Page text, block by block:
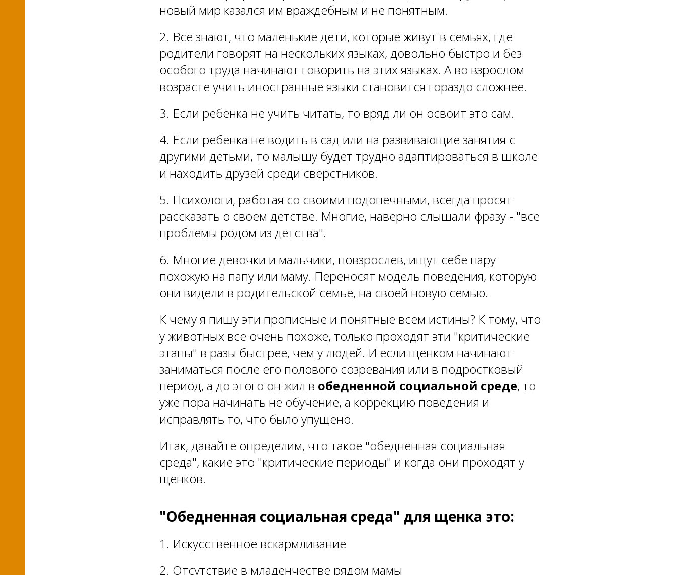
новый мир казался им враждебным и не понятным.
2. Все знают, что маленькие дети, которые живут в семьях, где
родители говорят на нескольких языках, довольно быстро и без
особого труда начинают говорить на этих языках. А во взрослом
возрасте учить иностранные языки становится гораздо сложнее.
3. Если ребенка не учить читать, то вряд ли он освоит это сам.
4. Если ребенка не водить в сад или на развивающие занятия с
другими детьми, то малышу будет трудно адаптироваться в школе
и находить друзей среди сверстников.
5. Психологи, работая со своими подопечными, всегда просят
рассказать о своем детстве. Многие, наверно слышали фразу - "все
проблемы родом из детства".
6. Многие девочки и мальчики, повзрослев, ищут себе пару
похожую на папу или маму. Переносят модель поведения, которую
они видели в родительской семье, на своей новую семью.
К чему я пишу эти прописные и понятные всем истины? К тому, что
у животных все очень похоже, только проходят эти "критические
этапы" в разы быстрее, чем у людей. И если щенком начинают
заниматься после его полового созревания или в подростковый
период, а до этого он жил в обедненной социальной среде, то
уже пора начинать не обучение, а коррекцию поведения и
исправлять то, что было упущено.
Итак, давайте определим, что такое "обедненная социальная
среда", какие это "критические периоды" и когда они проходят у
щенков.
"Обедненная социальная среда" для щенка это:
1. Искусственное вскармливание
2. Отсутствие в младенчестве рядом мамы